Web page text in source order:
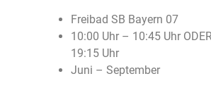
Freibad SB Bayern 07
10:00 Uhr – 10:45 Uhr
19:15 Uhr
Juni – September